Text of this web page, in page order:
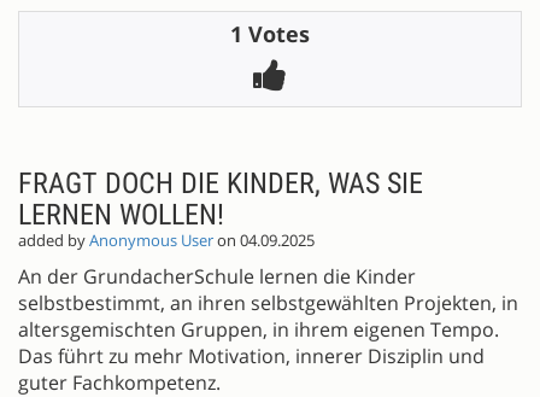
1 Votes
FRAGT DOCH DIE KINDER, WAS SIE
LERNEN WOLLEN!
added byAnonymous Useron 04.09.2025
An der GrundacherSchule lernen die Kinder
selbstbestimmt, an ihren selbstgewählten Projekten, in
altersgemischten Gruppen, in ihrem eigenen Tempo.
Das führt zu mehr Motivation, innerer Disziplin und
guter Fachkompetenz.